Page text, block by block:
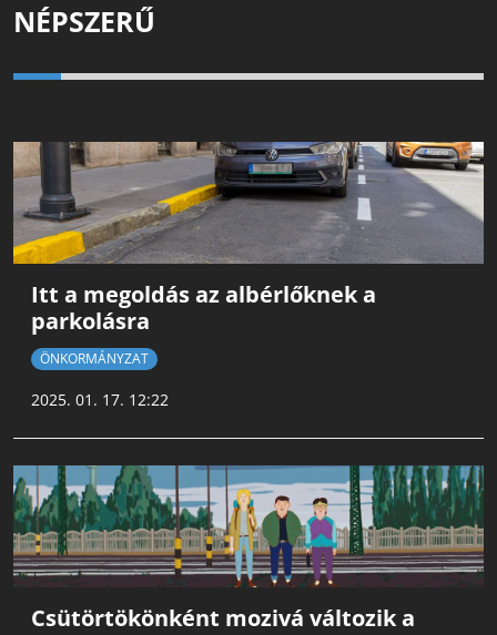
NÉPSZERŰ
Itt a megoldás az albérlőknek a
parkolásra
ÖNKORMÁNYZAT
2025. 01. 17. 12:22
Csütörtökönként mozivá változik a